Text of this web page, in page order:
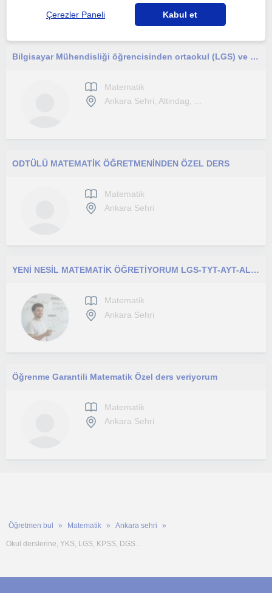
Bilgisayar Mühendisliği öğrencisinden ortaokul (LGS) ve lise (TYT) seviyesine yönelik Matematik ve Yazılım dersleri.
Matematik
Ankara Sehri, Altindag, ...
ODTÜLÜ MATEMATİK ÖĞRETMENİNDEN ÖZEL DERS
Matematik
Ankara Sehri
YENİ NESİL MATEMATİK ÖĞRETİYORUM LGS-TYT-AYT-ALES
Matematik
Ankara Sehri
Öğrenme Garantili Matematik Özel ders veriyorum
Matematik
Ankara Sehri
Öğretmen bul Matematik Ankara sehri
Okul derslerine, YKS, LGS, KPSS, DGS...
Çerezler Paneli Kabul et